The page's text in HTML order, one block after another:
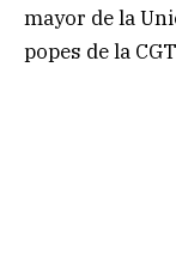
mayor de la
popes de la